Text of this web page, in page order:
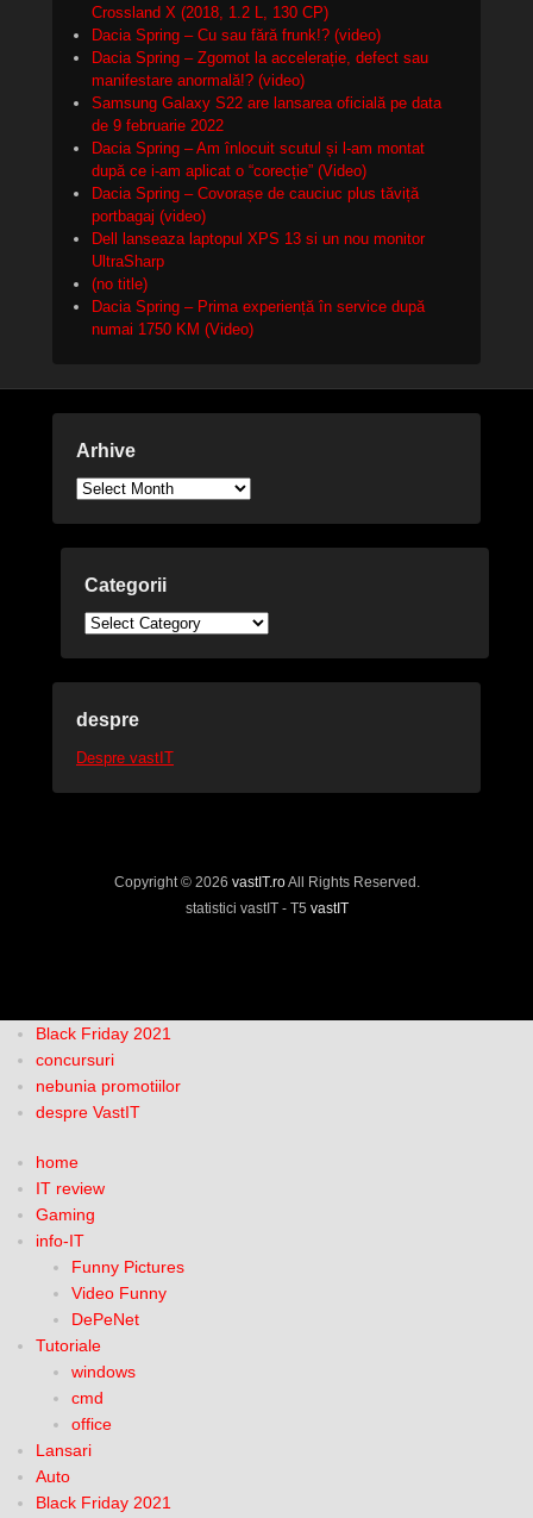
Crossland X (2018, 1.2 L, 130 CP)
Dacia Spring – Cu sau fără frunk!? (video)
Dacia Spring – Zgomot la accelerație, defect sau
manifestare anormală!? (video)
Samsung Galaxy S22 are lansarea oficială pe data
de 9 februarie 2022
Dacia Spring – Am înlocuit scutul și l-am montat
după ce i-am aplicat o “corecție” (Video)
Dacia Spring – Covorașe de cauciuc plus tăviță
portbagaj (video)
Dell lanseaza laptopul XPS 13 si un nou monitor
UltraSharp
(no title)
Dacia Spring – Prima experiență în service după
numai 1750 KM (Video)
Arhive
Arhive
Categorii
Categorii
despre
Despre vastIT
Copyright © 2026 vastIT.roAll Rights Reserved.
statistici vastIT - T5 vastIT
Black Friday 2021
concursuri
nebunia promotiilor
despre VastIT
home
IT review
Gaming
info-IT
Funny Pictures
Video Funny
DePeNet
Tutoriale
windows
cmd
office
Lansari
Auto
Black Friday 2021